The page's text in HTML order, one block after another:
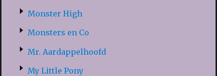
Monster High
Monsters en Co
Mr. Aardappelhoofd
My Little Pony